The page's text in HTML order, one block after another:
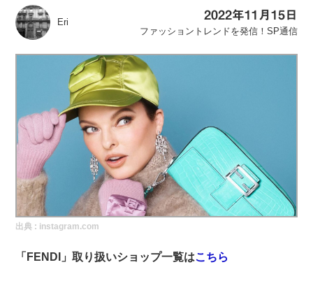
無在庫で自由気ままに稼ぐ！バイマ実践記
BUYMAで人気のブランド
BUYMAの売れ筋商品
バイマの疑問に現役パーソナルショッパーが答えてみた
バイマ活動の疑問に売れっ子現役バイヤーが答えてみた
実録！海外ショップで買ってみた！
海外SHOP LIST
パーソナルショッパー指南書
Eri
2022年11月15日
ファッショントレンドを発信！SP通信
出典 : instagram.com
「FENDI 」取り扱いショップ一覧はこちら